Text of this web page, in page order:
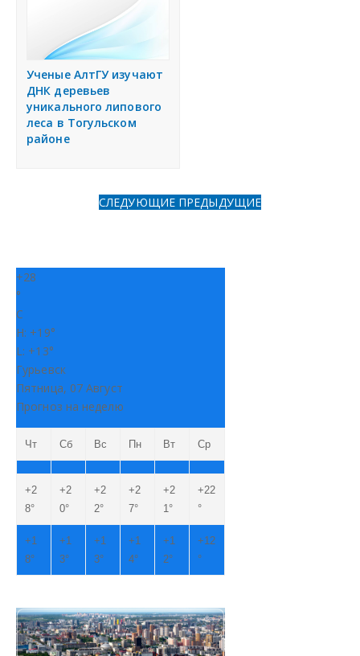
Дать объявление
Регионы России
Создание сайтов
Ученые АлтГУ изучают
ДНК деревьев
уникального липового
леса в Тогульском
районе
СЛЕДУЮЩИЕ ПРЕДЫДУЩИЕ
+28
°
C
H: +19°
L: +13°
Гурьевск
Пятница, 07 Август
Прогноз на неделю
Чт Сб Вс Пн Вт Ср
+2
8°
+2
0°
+2
2°
+2
7°
+2
1°
+22
°
+1
8°
+1
3°
+1
3°
+1
4°
+1
2°
+12
°